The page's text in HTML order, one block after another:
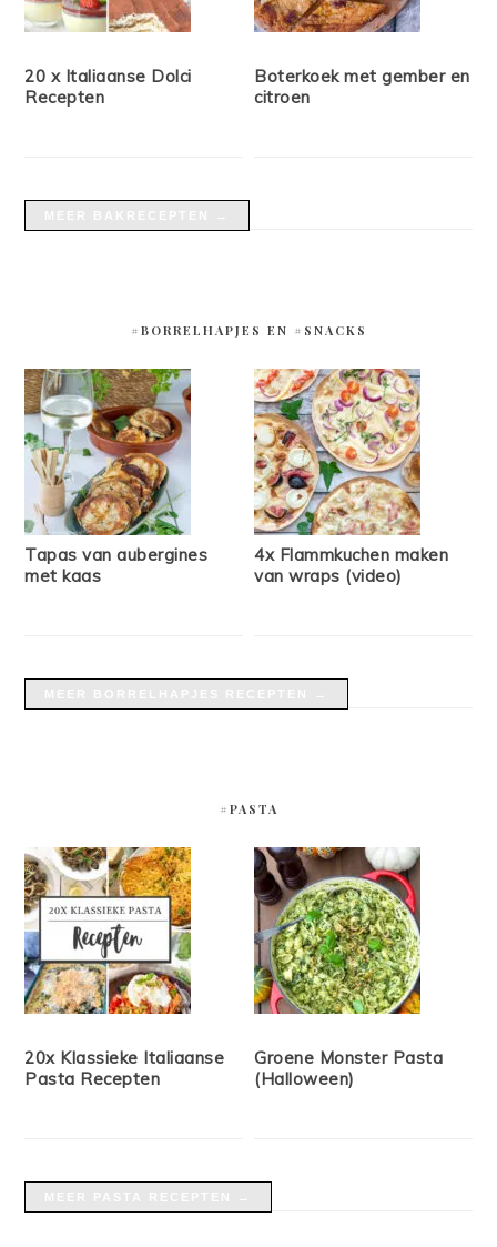
20 x Italiaanse Dolci
Recepten
Boterkoek met gember en
citroen
#BORRELHAPJES EN #SNACKS
Tapas van aubergines
met kaas
4x Flammkuchen maken
van wraps (video)
#PASTA
20x Klassieke Italiaanse
Pasta Recepten
Groene Monster Pasta
(Halloween)